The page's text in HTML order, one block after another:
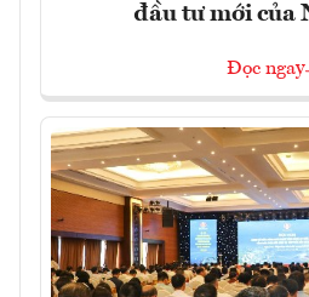
đầu tư mới của
Đọc ngay